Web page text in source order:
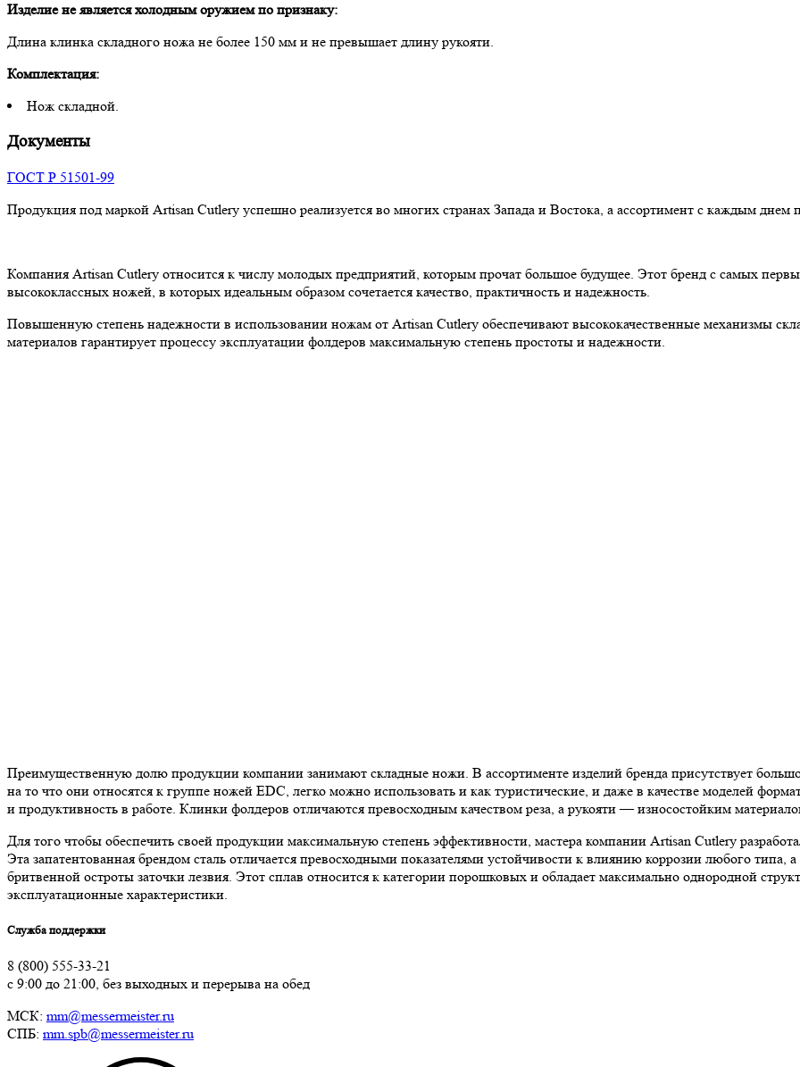
Изделие не является холодным оружием по признаку:
Длина клинка складного ножа не более 150 мм и не превышает длину рукояти.
Комплектация:
Нож складной.
Документы
ГОСТ Р 51501-99
Продукция под маркой Artisan Cutlery успешно реализуется во многих странах Запада и Востока, а ассортимент с каждым
Компания Artisan Cutlery относится к числу молодых предприятий, которым прочат большое будущее. Этот бренд с самых
высококлассных ножей, в которых идеальным образом сочетается качество, практичность и надежность.
Повышенную степень надежности в использовании ножам от Artisan Cutlery обеспечивают высококачественные механизмы
материалов гарантирует процессу эксплуатации фолдеров максимальную степень простоты и надежности.
Преимущественную долю продукции компании занимают складные ножи. В ассортименте изделий бренда присутствует
на то что они относятся к группе ножей EDC, легко можно использовать и как туристические, и даже в качестве моделей
и продуктивность в работе. Клинки фолдеров отличаются превосходным качеством реза, а рукояти — износостойким
Для того чтобы обеспечить своей продукции максимальную степень эффективности, мастера компании Artisan Cutlery
Эта запатентованная брендом сталь отличается превосходными показателями устойчивости к влиянию коррозии любого
бритвенной остроты заточки лезвия. Этот сплав относится к категории порошковых и обладает максимально однородной
эксплуатационные характеристики.
Служба поддержки
8 (800) 555-33-21
с 9:00 до 21:00, без выходных и перерыва на обед
МСК: mm@messermeister.ru
СПБ: mm.spb@messermeister.ru